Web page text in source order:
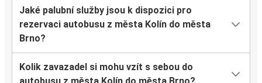
Jaké palubní služby jsou k dispozici pro
rezervaci autobusu z města Kolín do města
Brno?
Kolik zavazadel si mohu vzít s sebou do